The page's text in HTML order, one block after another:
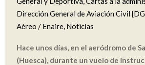
Dirección General de Aviación Civil
Aéreo / Enaire, Noticias
Hace unos días, en el aeródromo de
(Huesca), durante un vuelo de